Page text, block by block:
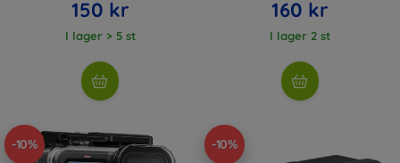
150 kr
I lager > 5 st
160 kr
I lager 2 st
-10% -10%